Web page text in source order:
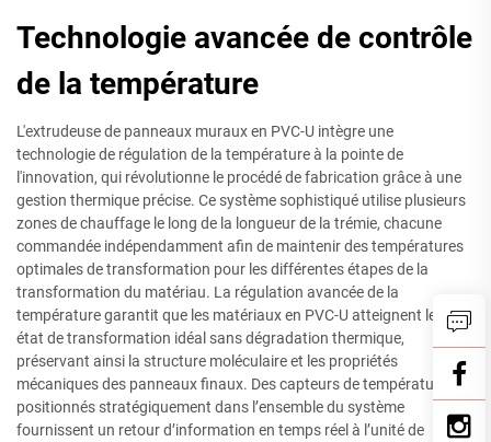
Technologie avancée de contrôle
de la température
L'extrudeuse de panneaux muraux en PVC-U intègre une
technologie de régulation de la température à la pointe de
l'innovation, qui révolutionne le procédé de fabrication grâce à une
gestion thermique précise. Ce système sophistiqué utilise plusieurs
zones de chauffage le long de la longueur de la trémie, chacune
commandée indépendamment afin de maintenir des températures
optimales de transformation pour les différentes étapes de la
transformation du matériau. La régulation avancée de la
température garantit que les matériaux en PVC-U atteignent leur
état de transformation idéal sans dégradation thermique,
préservant ainsi la structure moléculaire et les propriétés
mécaniques des panneaux finaux. Des capteurs de température
positionnés stratégiquement dans l’ensemble du système
fournissent un retour d’information en temps réel à l’unité de